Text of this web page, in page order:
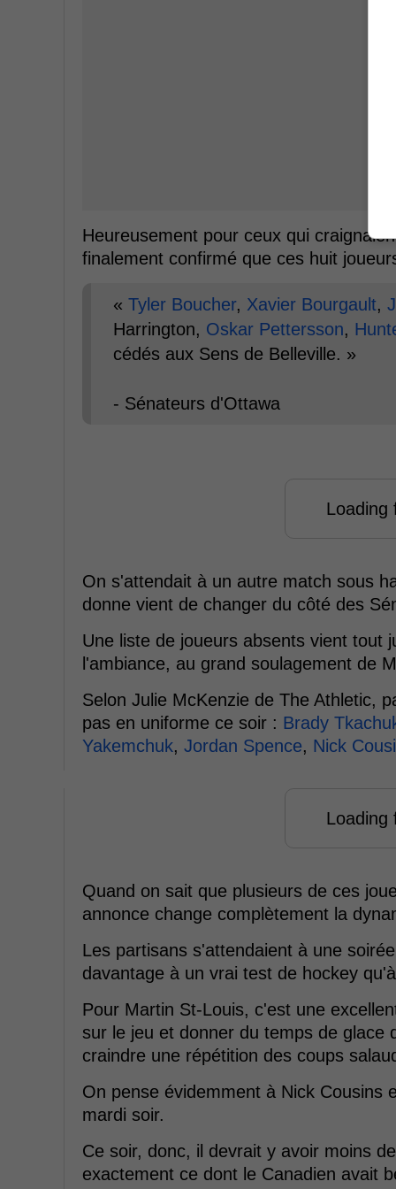
Heureusement pour ceux qui
finalement confirmé que ces huit
« Tyler Boucher, Xavier Bourgault,
Harrington, Oskar Pettersson,
cédés aux Sens de Belleville. »
- Sénateurs d'Ottawa
Loading
On s'attendait à un autre match sous
donne vient de changer du côté des
Une liste de joueurs absents vient tout
l'ambiance, au grand soulagement de
Selon Julie McKenzie de The Athletic,
pas en uniforme ce soir : Brady
Yakemchuk, Jordan Spence, Nick
Loading
Quand on sait que plusieurs de ces
annonce change complètement la
Les partisans s'attendaient à une
davantage à un vrai test de hockey
Pour Martin St-Louis, c'est une
sur le jeu et donner du temps de glace
craindre une répétition des coups
On pense évidemment à Nick Cousins
mardi soir.
Ce soir, donc, il devrait y avoir moins
exactement ce dont le Canadien avait